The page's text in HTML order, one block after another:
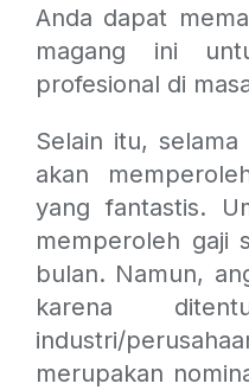
Anda dapat
magang ini
profesional di
Selain itu,
akan
yang fantastis.
memperoleh gaji
bulan. Namun,
karena
industri/
merupakan